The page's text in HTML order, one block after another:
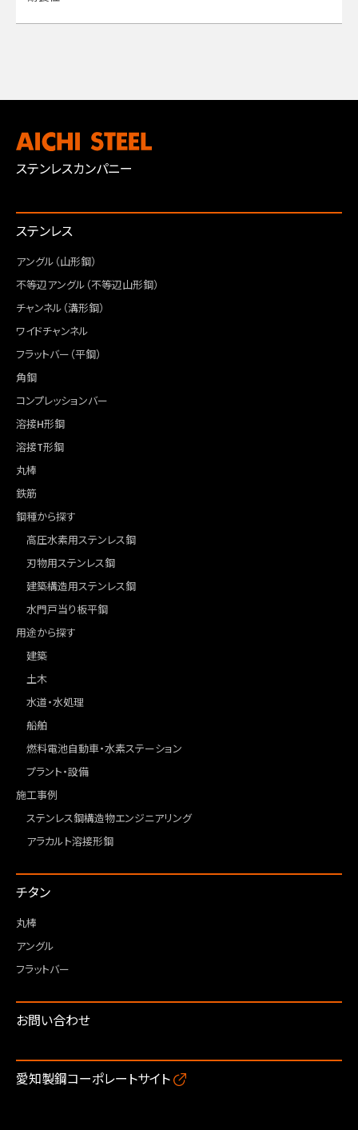
ステンレスカンパニー
ステンレス
アングル（山形鋼）
不等辺アングル（不等辺山形鋼）
チャンネル（溝形鋼）
ワイドチャンネル
フラットバー（平鋼）
角鋼
コンプレッションバー
溶接H形鋼
溶接T形鋼
丸棒
鉄筋
鋼種から探す
高圧水素用ステンレス鋼
刃物用ステンレス鋼
建築構造用ステンレス鋼
水門戸当り板平鋼
用途から探す
建築
土木
水道・水処理
船舶
燃料電池自動車・水素ステーション
プラント・設備
施工事例
ステンレス鋼構造物エンジニアリング
アラカルト溶接形鋼
チタン
丸棒
アングル
フラットバー
お問い合わせ
愛知製鋼コーポレートサイト